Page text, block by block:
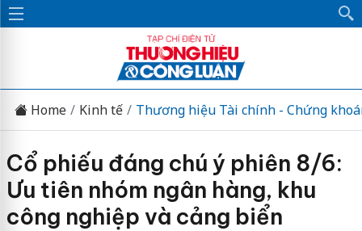
Home Kinh tế Thương hiệu Tài chính - Chứng
Cổ phiếu đáng chú ý phiên 8/6:
Ưu tiên nhóm ngân hàng, khu
công nghiệp và cảng biển